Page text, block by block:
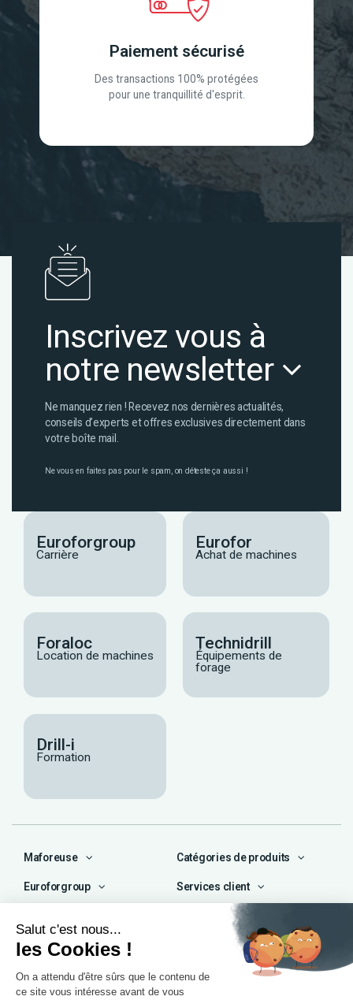
Paiement sécurisé
Des transactions 100% protégées
pour une tranquillité d'esprit.
Inscrivez vous à
notre newsletter
Ne manquez rien ! Recevez nos dernières actualités,
conseils d’experts et offres exclusives directement dans
votre boîte mail.
Ne vous en faites pas pour le spam, on déteste ça aussi !
Euroforgroup
Carrière
Eurofor
Achat de machines
Foraloc
Location de machines
Technidrill
Équipements de
forage
Drill-i
Formation
Maforeuse Catégories de produits
Euroforgroup Services client
contact@maforeuse.com
Siège social et atelier
Chassieu (69)